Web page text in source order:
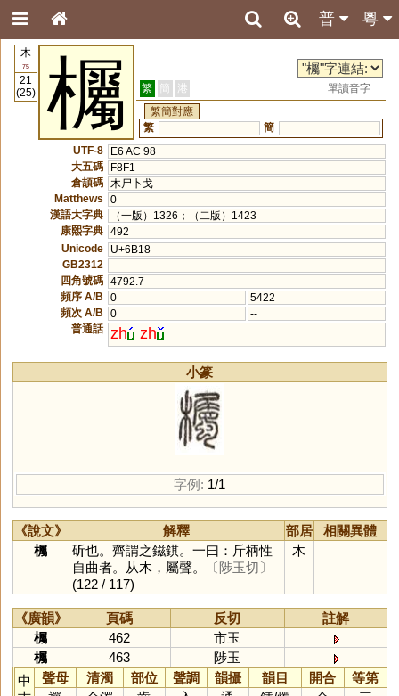
粵
普
木
75
21
(25)
欘 繁 簡 港
單讀音字
繁簡對應
繁
簡
UTF-8
E6 AC 98
大五碼
F8F1
倉頡碼
木尸卜戈
Matthews
0
漢語大字典
（一版）1326；（二版）1423
康熙字典 492
Unicode
U+6B18
GB2312
四角號碼 4792.7
頻序 A/B
0
5422
頻次 A/B
0
--
普通話 zh zh
小篆
字例: 1/1
《說文》 解釋 部居
相關異體
欘
斫也。齊謂之鎡錤。一曰：斤柄性
自曲者。从木，屬聲。
〔陟玉切〕
(122 / 117)
木
《廣韻》 頁碼 反切
註解
欘
462
市玉
欘
463
陟玉
中
聲母 清濁 部位 聲調 韻攝 韻目 開合
等第